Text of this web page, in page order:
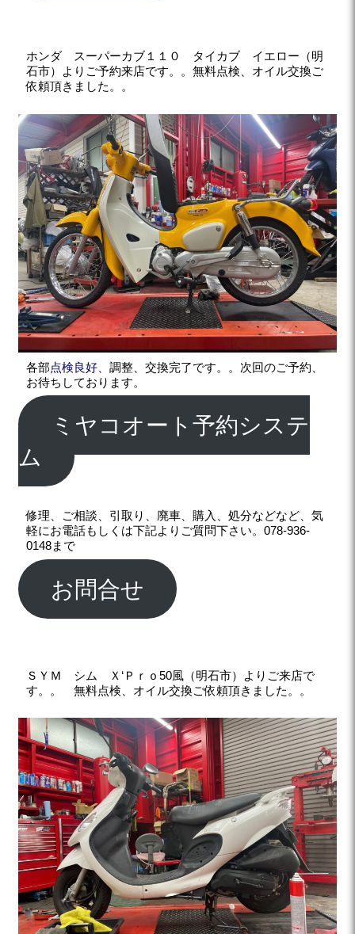
ホンダ スーパーカブ１１０ タイカブ イエロー（明
石市）よりご予約来店です。。無料点検、オイル交換ご
依頼頂きました。。
各部点検良好、調整、交換完了です。。次回のご予約、
お待ちしております。
ミヤコオート予約システ
ム
修理、ご相談、引取り、廃車、購入、処分などなど、気
軽にお電話もしくは下記よりご質問下さい。078-936-
0148まで
お問合せ
ＳＹＭ シム Ｘ‘Ｐｒｏ50風（明石市）よりご来店で
す。。 無料点検、オイル交換ご依頼頂きました。。